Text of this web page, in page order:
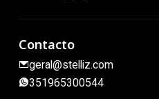
Contacto
geral@stelliz.com
351965300544